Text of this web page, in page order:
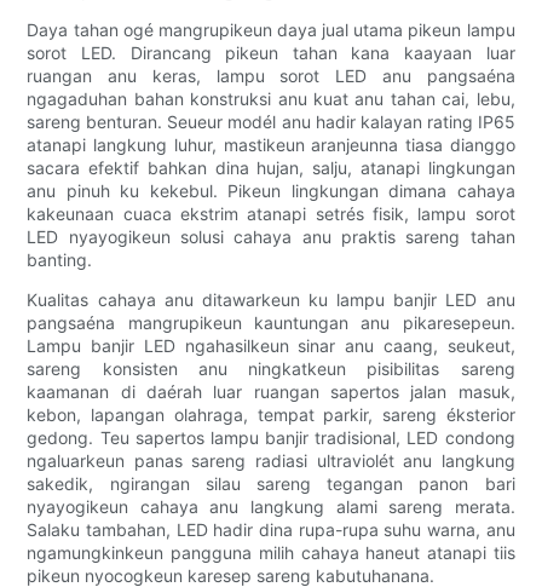
Daya tahan ogé mangrupikeun daya jual utama pikeun lampu
sorot LED. Dirancang pikeun tahan kana kaayaan luar
ruangan anu keras, lampu sorot LED anu pangsaéna
ngagaduhan bahan konstruksi anu kuat anu tahan cai, lebu,
sareng benturan. Seueur modél anu hadir kalayan rating IP65
atanapi langkung luhur, mastikeun aranjeunna tiasa dianggo
sacara efektif bahkan dina hujan, salju, atanapi lingkungan
anu pinuh ku kekebul. Pikeun lingkungan dimana cahaya
kakeunaan cuaca ekstrim atanapi setrés fisik, lampu sorot
LED nyayogikeun solusi cahaya anu praktis sareng tahan
banting.
Kualitas cahaya anu ditawarkeun ku lampu banjir LED anu
pangsaéna mangrupikeun kauntungan anu pikaresepeun.
Lampu banjir LED ngahasilkeun sinar anu caang, seukeut,
sareng konsisten anu ningkatkeun pisibilitas sareng
kaamanan di daérah luar ruangan sapertos jalan masuk,
kebon, lapangan olahraga, tempat parkir, sareng éksterior
gedong. Teu sapertos lampu banjir tradisional, LED condong
ngaluarkeun panas sareng radiasi ultraviolét anu langkung
sakedik, ngirangan silau sareng tegangan panon bari
nyayogikeun cahaya anu langkung alami sareng merata.
Salaku tambahan, LED hadir dina rupa-rupa suhu warna, anu
ngamungkinkeun pangguna milih cahaya haneut atanapi tiis
pikeun nyocogkeun karesep sareng kabutuhanana.